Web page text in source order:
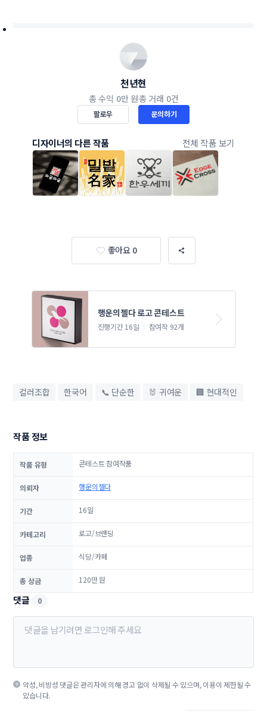
천년현
총 수익 0만 원총 거래 0건
팔로우 문의하기
디자이너의 다른 작품 전체 작품 보기
좋아요 0
행운의젤다 로고 콘테스트
진행기간 16일 참여작 92개
컬러조합 한국어 📞 단순한 🐰 귀여운 🏢 현대적인
작품 정보
작품 유형 콘테스트 참여작품
의뢰자 행운의젤다
기간 16일
카테고리 로고/브랜딩
업종 식당/카페
총 상금 120만 원
댓글 0
악성, 비방성 댓글은 관리자에 의해 경고 없이 삭제될 수 있으며, 이용이 제한될 수
있습니다.